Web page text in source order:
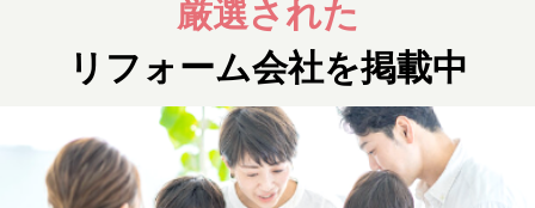
厳選された
リフォーム会社を掲載中